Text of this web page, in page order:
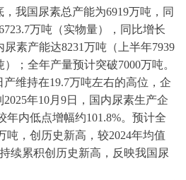
，我国尿素总产能为6919万吨，同
万吨（实物量），同比增长
尿素产能达8231万吨（上半年7939
；全年产量预计突破7000万吨。
产维持在19.7万吨左右的高位，企
年10月9日，国内尿素生产企
年内低点增幅约101.8%。预计全
吨，创历史新高，较2024年均值
续累积创历史新高，反映我国尿